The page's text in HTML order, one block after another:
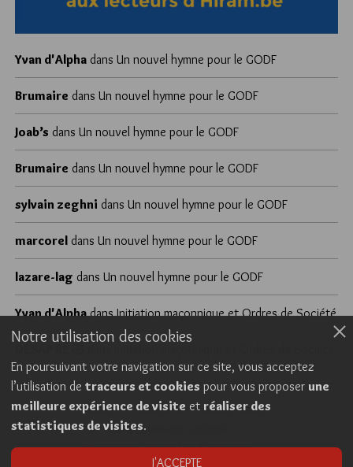
Yvan d'Alpha dans Un nouvel hymne pour le GODF
Brumaire dans Un nouvel hymne pour le GODF
Joab’s dans Un nouvel hymne pour le GODF
Brumaire dans Un nouvel hymne pour le GODF
sylvain zeghni dans Un nouvel hymne pour le GODF
marcorel dans Un nouvel hymne pour le GODF
lazare-lag dans Un nouvel hymne pour le GODF
Yvan d'AlphadansInitiation maçonnique et Ordres de Société
Cookies
Politique de confidentialité
Consentement explicite
Conditions générales d’utilisation
Notre utilisation des cookies
En poursuivant votre navigation sur ce site, vous acceptez
l’utilisation de traceurs et cookies pour vous proposer une
meilleure expérience de visite et réaliser des
statistiques de visites.
J'ACCEPTE